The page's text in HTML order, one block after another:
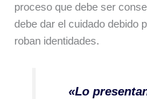
proceso que debe ser
debe dar el cuidado debido
roban identidades.
«Lo